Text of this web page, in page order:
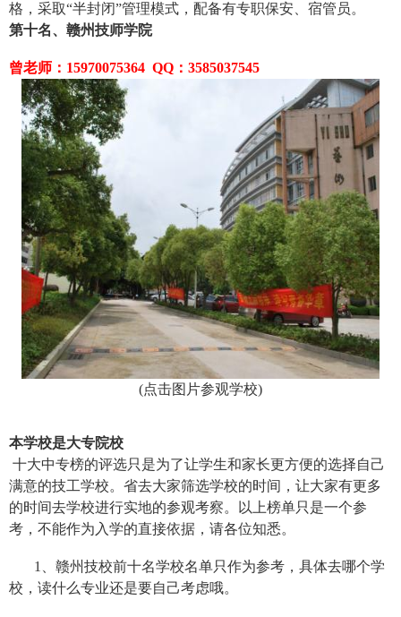
格，采取“半封闭”管理模式，配备有专职保安、宿管员。
第十名、赣州技师学院
曾老师：15970075364 QQ：3585037545
(点击图片参观学校)
本学校是大专院校
十大中专榜的评选只是为了让学生和家长更方便的选择自己
满意的技工学校。省去大家筛选学校的时间，让大家有更多
的时间去学校进行实地的参观考察。以上榜单只是一个参
考，不能作为入学的直接依据，请各位知悉。
1、赣州技校前十名学校名单只作为参考，具体去哪个学
校，读什么专业还是要自己考虑哦。